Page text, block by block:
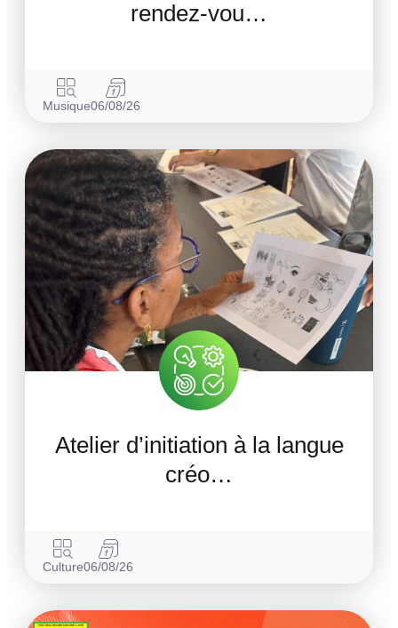
rendez-vou…
Musique06/08/26
Atelier d’initiation à la langue
créo…
Culture06/08/26